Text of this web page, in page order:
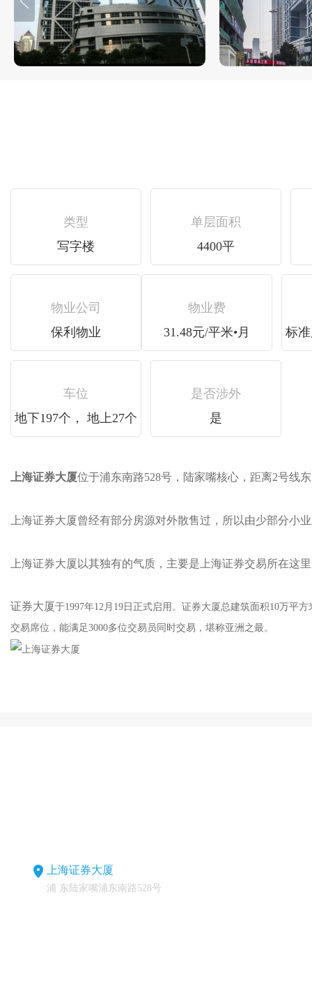
类型
写字楼
单层面积
4400平
物业公司
保利物业
物业费
31.48元/平米•月
标准
车位
地下197个， 地上27个
是否涉外
是
上海证券大厦位于浦东南路528号，陆家嘴核心，距离2号
上海证券大厦曾经有部分房源对外散售过，所以由少部分小业主
上海证券大厦以其独有的气质，主要是上海证券交易所在这里
证券大厦于1997年12月19日正式启用。证券大厦总建筑面积10万平方米
交易席位，能满足3000多位交易员同时交易，堪称亚洲之最。
上海证券大厦
浦 东陆家嘴浦东南路528号